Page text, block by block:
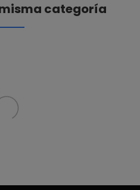
categoría